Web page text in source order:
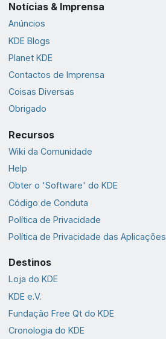
Notícias & Imprensa
Anúncios
KDE Blogs
Planet KDE
Contactos de Imprensa
Coisas Diversas
Obrigado
Recursos
Wiki da Comunidade
Help
Obter o 'Software' do KDE
Código de Conduta
Política de Privacidade
Política de Privacidade das Aplicações
Destinos
Loja do KDE
KDE e.V.
Fundação Free Qt do KDE
Cronologia do KDE